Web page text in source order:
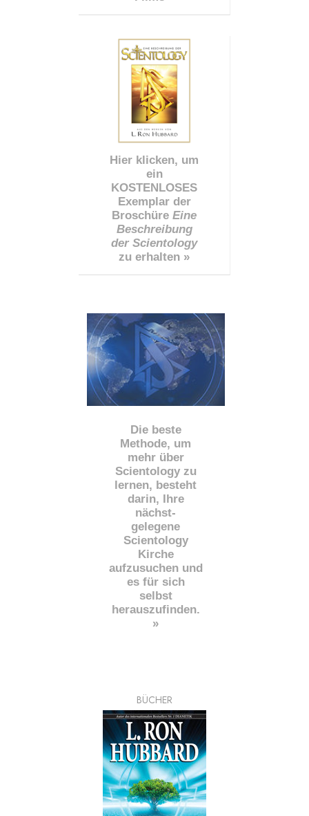
Hier klicken, um
ein
KOSTENLOSES
Exemplar der
Broschüre Eine
Beschreibung
der Scientology
zu erhalten »
Die beste
Methode, um
mehr über
Scientology zu
lernen, besteht
darin, Ihre
nächst-
gelegene
Scientology
Kirche
aufzusuchen und
es für sich
selbst
herauszufinden.
»
BÜCHER